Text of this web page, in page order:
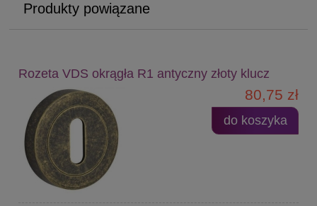
Produkty powiązane
Rozeta VDS okrągła R1 antyczny złoty klucz
80,75 zł
do koszyka